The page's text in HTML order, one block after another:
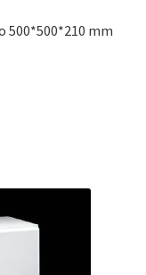
500*500*210 mm